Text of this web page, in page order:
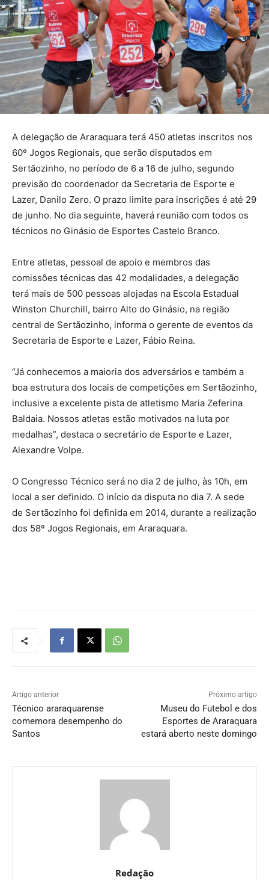
A delegação de Araraquara terá 450 atletas inscritos nos
60º Jogos Regionais, que serão disputados em
Sertãozinho, no período de 6 a 16 de julho, segundo
previsão do coordenador da Secretaria de Esporte e
Lazer, Danilo Zero. O prazo limite para inscrições é até 29
de junho. No dia seguinte, haverá reunião com todos os
técnicos no Ginásio de Esportes Castelo Branco.
Entre atletas, pessoal de apoio e membros das
comissões técnicas das 42 modalidades, a delegação
terá mais de 500 pessoas alojadas na Escola Estadual
Winston Churchill, bairro Alto do Ginásio, na região
central de Sertãozinho, informa o gerente de eventos da
Secretaria de Esporte e Lazer, Fábio Reina.
“Já conhecemos a maioria dos adversários e também a
boa estrutura dos locais de competições em Sertãozinho,
inclusive a excelente pista de atletismo Maria Zeferina
Baldaia. Nossos atletas estão motivados na luta por
medalhas”, destaca o secretário de Esporte e Lazer,
Alexandre Volpe.
O Congresso Técnico será no dia 2 de julho, às 10h, em
local a ser definido. O início da disputa no dia 7. A sede
de Sertãozinho foi definida em 2014, durante a realização
dos 58º Jogos Regionais, em Araraquara.
Artigo anterior
Técnico araraquarense
comemora desempenho do
Santos
Próximo artigo
Museu do Futebol e dos
Esportes de Araraquara
estará aberto neste domingo
Redação